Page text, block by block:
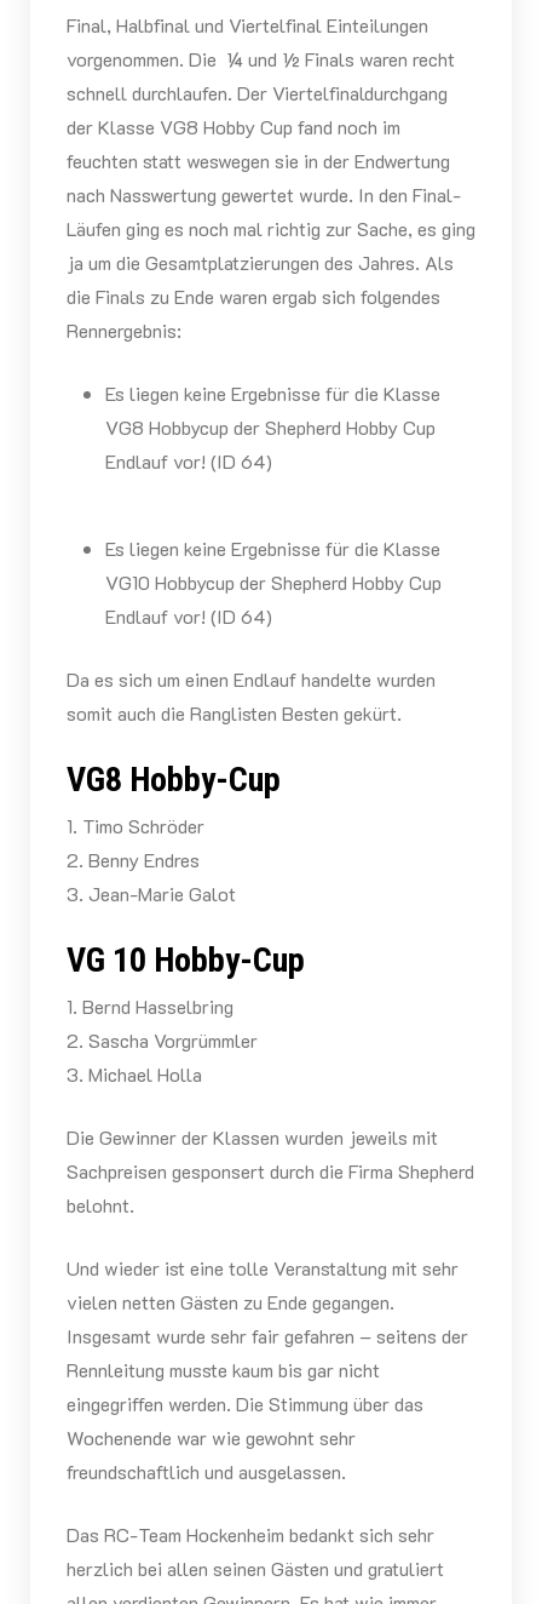
Final, Halbfinal und Viertelfinal Einteilungen
vorgenommen. Die ¼ und ½ Finals waren recht
schnell durchlaufen. Der Viertelfinaldurchgang
der Klasse VG8 Hobby Cup fand noch im
feuchten statt weswegen sie in der Endwertung
nach Nasswertung gewertet wurde. In den Final-
Läufen ging es noch mal richtig zur Sache, es ging
ja um die Gesamtplatzierungen des Jahres. Als
die Finals zu Ende waren ergab sich folgendes
Rennergebnis:
Es liegen keine Ergebnisse für die Klasse
VG8 Hobbycup der Shepherd Hobby Cup
Endlauf vor! (ID 64)
Es liegen keine Ergebnisse für die Klasse
VG10 Hobbycup der Shepherd Hobby Cup
Endlauf vor! (ID 64)
Da es sich um einen Endlauf handelte wurden
somit auch die Ranglisten Besten gekürt.
VG8 Hobby-Cup
1. Timo Schröder
2. Benny Endres
3. Jean-Marie Galot
VG 10 Hobby-Cup
1. Bernd Hasselbring
2. Sascha Vorgrümmler
3. Michael Holla
Die Gewinner der Klassen wurden jeweils mit
Sachpreisen gesponsert durch die Firma Shepherd
belohnt.
Und wieder ist eine tolle Veranstaltung mit sehr
vielen netten Gästen zu Ende gegangen.
Insgesamt wurde sehr fair gefahren – seitens der
Rennleitung musste kaum bis gar nicht
eingegriffen werden. Die Stimmung über das
Wochenende war wie gewohnt sehr
freundschaftlich und ausgelassen.
Das RC-Team Hockenheim bedankt sich sehr
herzlich bei allen seinen Gästen und gratuliert